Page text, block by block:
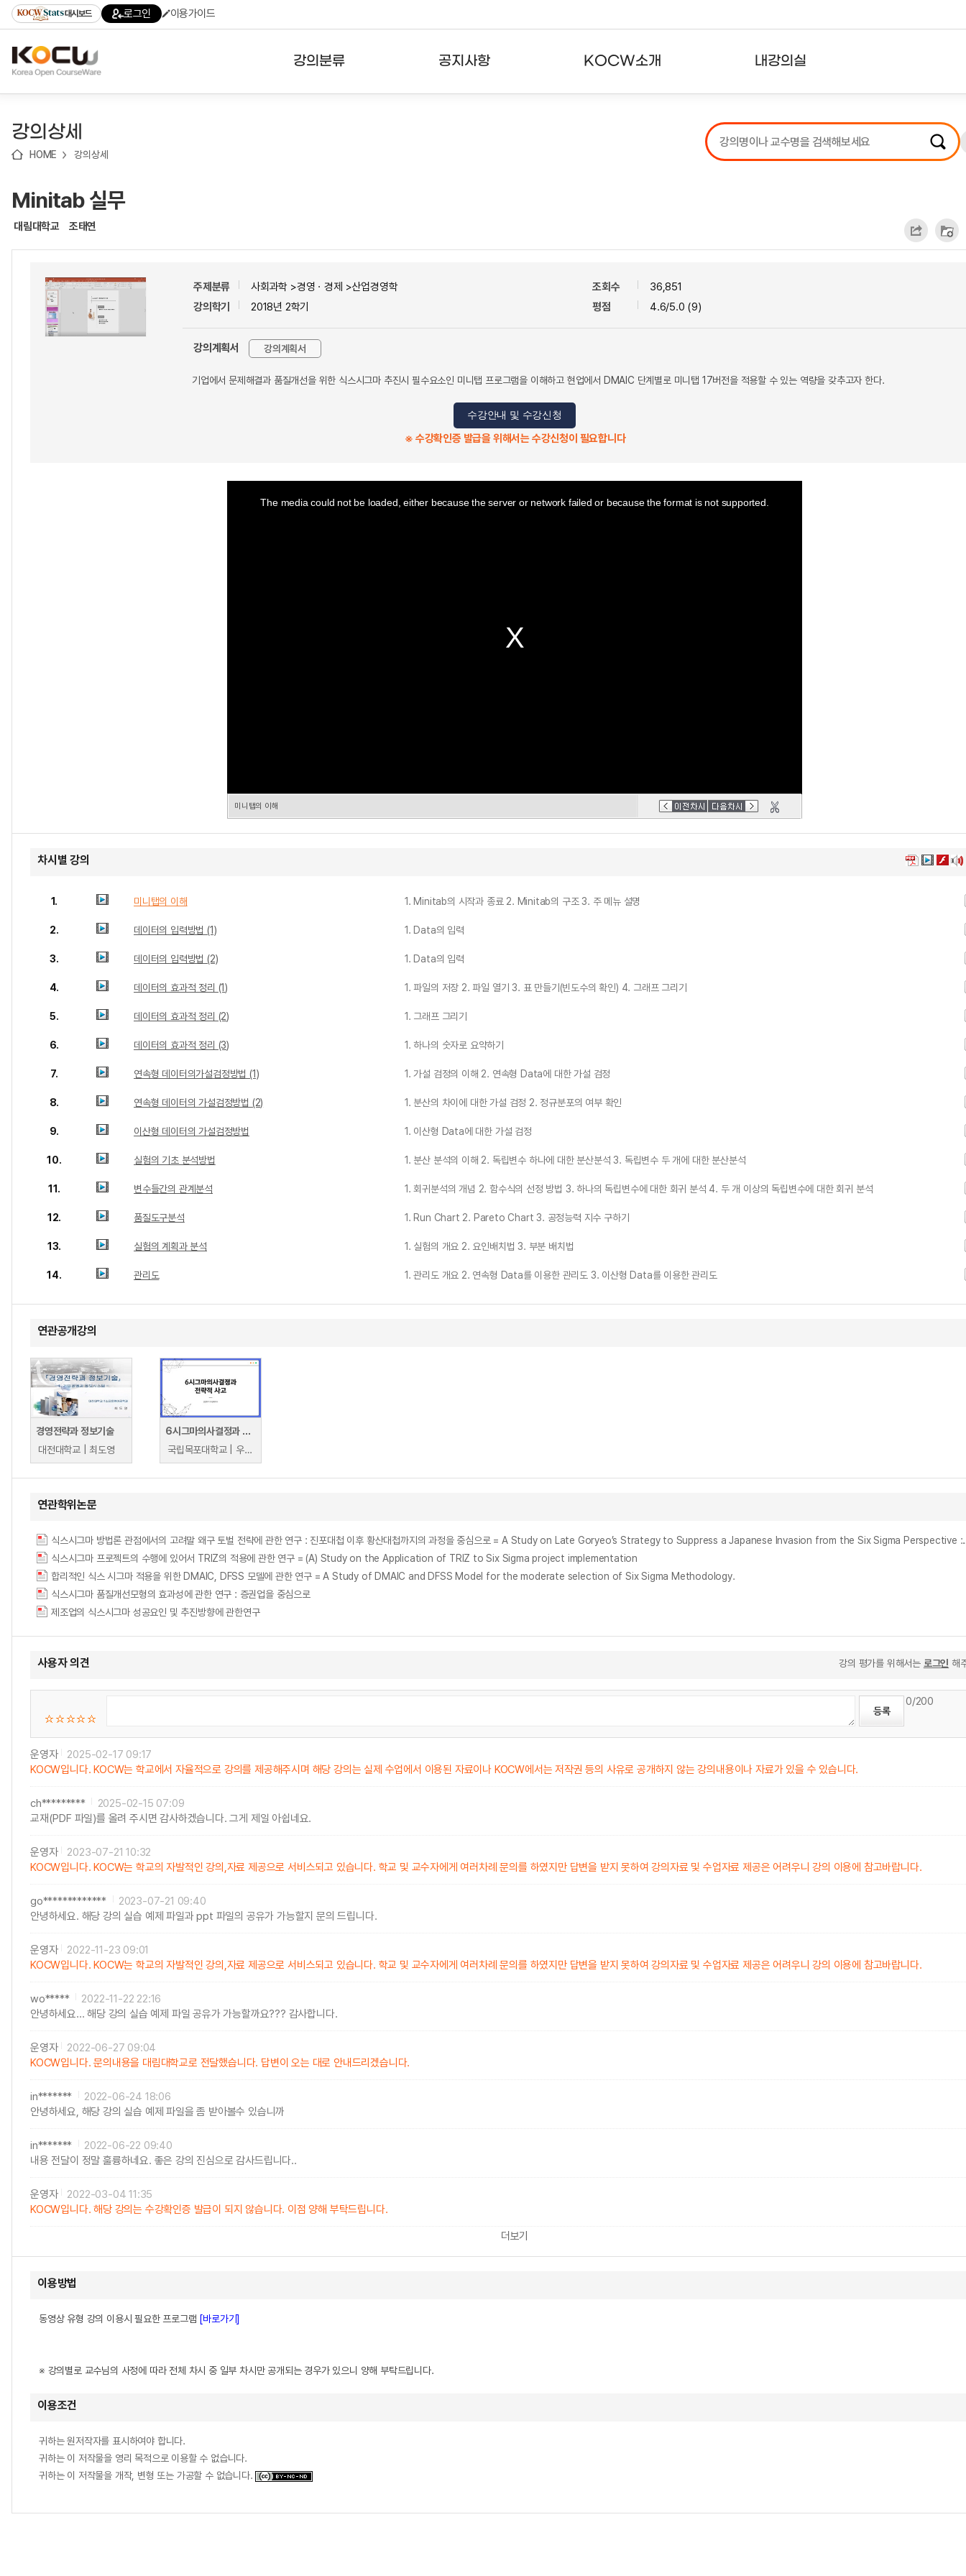
기
기
기
content)
가
대시보드 로그인 이용가이드
강의분류 공지사항 KOCW소개 내강의실
강의리스트
수강확인증강의
강의상세
HOME 강의상세
Minitab 실무
대림대학교 조태연
주제분류
사회과학 >경영ㆍ경제 >산업경영학
강의학기
2018년 2학기
조회수
36,851
평점
4.6/5.0 (9)
강의계획서 강의계획서
기업에서 문제해결과 품질개선을 위한 식스시그마 추진시 필수요소인 미니탭 프로그램을 이해하고 현업에서 DMAIC 단계별로 미니탭 17버전을 적용할 수 있는 역량을 갖추고자 한다.
수강안내 및 수강신청
※ 수강확인증 발급을 위해서는 수강신청이 필요합니다
The media could not be loaded, either because the server or network failed or because the format is not supported.
미니탭의 이해
차시별 강의
1. 미니탭의 이해 1. Minitab의 시작과 종료 2. Minitab의 구조 3. 주 메뉴 설명
2. 데이터의 입력방법 (1) 1. Data의 입력
3. 데이터의 입력방법 (2) 1. Data의 입력
4. 데이터의 효과적 정리 (1) 1. 파일의 저장 2. 파일 열기 3. 표 만들기(빈도수의 확인) 4. 그래프 그리기
5. 데이터의 효과적 정리 (2) 1. 그래프 그리기
6. 데이터의 효과적 정리 (3) 1. 하나의 숫자로 요약하기
7. 연속형 데이터의가설검정방법 (1) 1. 가설 검정의 이해 2. 연속형 Data에 대한 가설 검정
8. 연속형 데이터의 가설검정방법 (2) 1. 분산의 차이에 대한 가설 검정 2. 정규분포의 여부 확인
9. 이산형 데이터의 가설검정방법 1. 이산형 Data에 대한 가설 검정
10. 실험의 기초 분석방법 1. 분산 분석의 이해 2. 독립변수 하나에 대한 분산분석 3. 독립변수 두 개에 대한 분산분석
11. 변수들간의 관계분석 1. 회귀분석의 개념 2. 함수식의 선정 방법 3. 하나의 독립변수에 대한 회귀 분석 4. 두 개 이상의 독립변수에 대한 회귀 분석
12. 품질도구분석 1. Run Chart 2. Pareto Chart 3. 공정능력 지수 구하기
13. 실험의 계획과 분석 1. 실험의 개요 2. 요인배치법 3. 부분 배치법
14. 관리도 1. 관리도 개요 2. 연속형 Data를 이용한 관리도 3. 이산형 Data를 이용한 관리도
연관공개강의
경영전략과 정보기술
대전대학교 | 최도영
6시그마의사결정과 전략적 사고
국립목포대학교 | 우형록
연관학위논문
식스시그마 방법론 관점에서의 고려말 왜구 토벌 전략에 관한 연구 : 진
식스시그마 프로젝트의 수행에 있어서 TRIZ의 적용에 관한 연구 = (A) Study on the Application of TRIZ to Six Sigma project implementation
합리적인 식스 시그마 적용을 위한 DMAIC, DFSS 모델에 관한 연구 = A Study of DMAIC and DFSS Model for the moderate selection of Six Sigma Methodology.
식스시그마 품질개선모형의 효과성에 관한 연구 : 증권업을 중심으로
제조업의 식스시그마 성공요인 및 추진방향에 관한연구
사용자 의견 강의 평가를 위해서는 로그인 해
0/200
운영자
2025-02-17 09:17
KOCW입니다. KOCW는 학교에서 자율적으로 강의를 제공해주시며 해당 강의는 실제 수업에서 이용된 자료이나 KOCW에서는 저작권 등의 사유로 공개하지 않는 강의내용이나 자료가 있을 수 있습니다.
ch*********
2025-02-15 07:09
교재(PDF 파일)를 올려 주시면 감사하겠습니다. 그게 제일 아쉽네요.
운영자
2023-07-21 10:32
KOCW입니다. KOCW는 학교의 자발적인 강의,자료 제공으로 서비스되고 있습니다. 학교 및 교수자에게 여러차례 문의를 하였지만 답변을 받지 못하여 강의자료 및 수업자료 제공은 어려우니 강의 이용에 참고바랍니다.
go*************
2023-07-21 09:40
안녕하세요. 해당 강의 실습 예제 파일과 ppt 파일의 공유가 가능할지 문의 드립니다.
운영자
2022-11-23 09:01
KOCW입니다. KOCW는 학교의 자발적인 강의,자료 제공으로 서비스되고 있습니다. 학교 및 교수자에게 여러차례 문의를 하였지만 답변을 받지 못하여 강의자료 및 수업자료 제공은 어려우니 강의 이용에 참고바랍니다.
wo*****
2022-11-22 22:16
안녕하세요... 해당 강의 실습 예제 파일 공유가 가능할까요??? 감사합니다.
운영자
2022-06-27 09:04
KOCW입니다. 문의내용을 대림대학교로 전달했습니다. 답변이 오는 대로 안내드리겠습니다.
in*******
2022-06-24 18:06
안녕하세요, 해당 강의 실습 예제 파일을 좀 받아볼수 있습니까
in*******
2022-06-22 09:40
내용 전달이 정말 훌륭하네요. 좋은 강의 진심으로 감사드립니다..
운영자
2022-03-04 11:35
KOCW입니다. 해당 강의는 수강확인증 발급이 되지 않습니다. 이점 양해 부탁드립니다.
더보기
이용방법
동영상 유형 강의 이용시 필요한 프로그램 [바로가기]
※ 강의별로 교수님의 사정에 따라 전체 차시 중 일부 차시만 공개되는 경우가 있으니 양해 부탁드립니다.
이용조건
귀하는 원저작자를 표시하여야 합니다.
귀하는 이 저작물을 영리 목적으로 이용할 수 없습니다.
귀하는 이 저작물을 개작, 변형 또는 가공할 수 없습니다.